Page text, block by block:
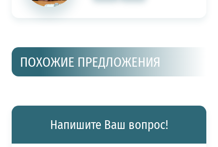
ПОХОЖИЕ ПРЕДЛОЖЕНИЯ
Напишите Ваш вопрос!